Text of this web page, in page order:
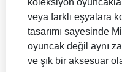
veya farklı eşyalara
tasarımı sayesinde
oyuncak değil aynı
ve şık bir aksesuar